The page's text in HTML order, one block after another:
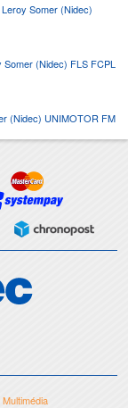
Somer (Nidec)
(Nidec) FLS FCPL
(Nidec) UNIMOTOR FM